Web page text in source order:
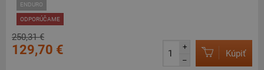
ENDURO
ODPORÚČAME
250,31 €
129,70 €
+
–
Kúpiť